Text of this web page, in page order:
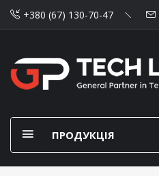
+380 (67) 130-70-47
ПРОДУКЦІЯ